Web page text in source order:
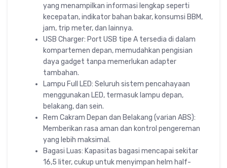
yang menampilkan informasi lengkap seperti
kecepatan, indikator bahan bakar, konsumsi BBM,
jam, trip meter, dan lainnya.
USB Charger: Port USB tipe A tersedia di dalam
kompartemen depan, memudahkan pengisian
daya gadget tanpa memerlukan adapter
tambahan.
Lampu Full LED: Seluruh sistem pencahayaan
menggunakan LED, termasuk lampu depan,
belakang, dan sein.
Rem Cakram Depan dan Belakang (varian ABS):
Memberikan rasa aman dan kontrol pengereman
yang lebih maksimal.
Bagasi Luas: Kapasitas bagasi mencapai sekitar
16,5 liter, cukup untuk menyimpan helm half-